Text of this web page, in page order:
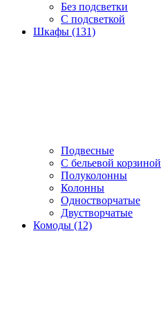
Без подсветки
С подсветкой
Шкафы (131)
Подвесные
С бельевой корзиной
Полуколонны
Колонны
Одностворчатые
Двустворчатые
Комоды (12)